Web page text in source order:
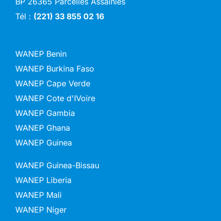
Tél : (221) 33 855 02 16
WANEP Benin
WANEP Burkina Faso
WANEP Cape Verde
WANEP Cote d'IVoire
WANEP Gambia
WANEP Ghana
WANEP Guinea
WANEP Guinea-Bissau
WANEP Liberia
WANEP Mali
WANEP Niger